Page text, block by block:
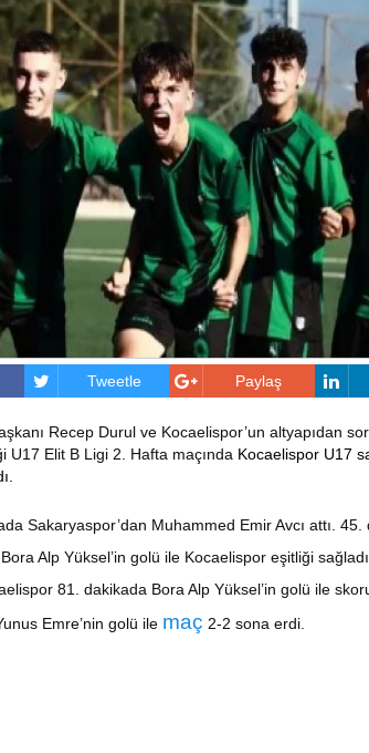
Tweetle Paylaş
Recep Durul ve Kocaelispor’un altyapıdan
U17 Elit B Ligi 2. Hafta maçında Kocaelispor U17
Sakaryaspor’dan Muhammed Emir Avcı attı. 45.
Alp Yüksel’in golü ile Kocaelispor eşitliği
81. dakikada Bora Alp Yüksel’in golü ile
Emre’nin golü ile maç 2-2 sona erdi.